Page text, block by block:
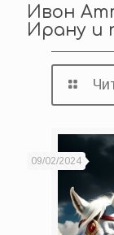
Ивон
Ирану и
09/02/2024